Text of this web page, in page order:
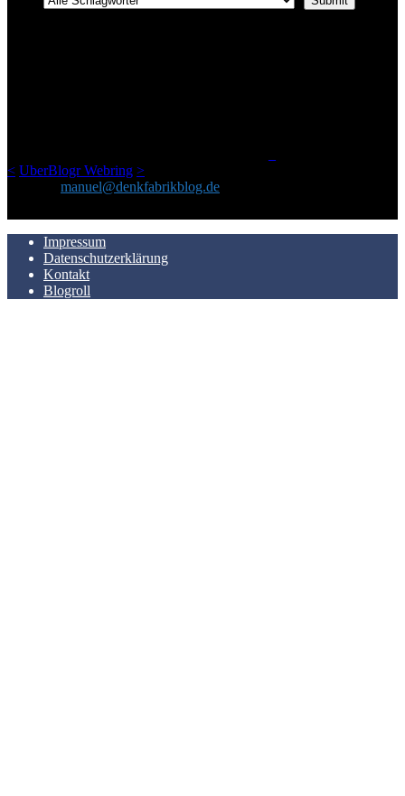
< UberBlogr Webring >
manuel@denkfabrikblog.de
Impressum
Datenschutzerklärung
Kontakt
Blogroll